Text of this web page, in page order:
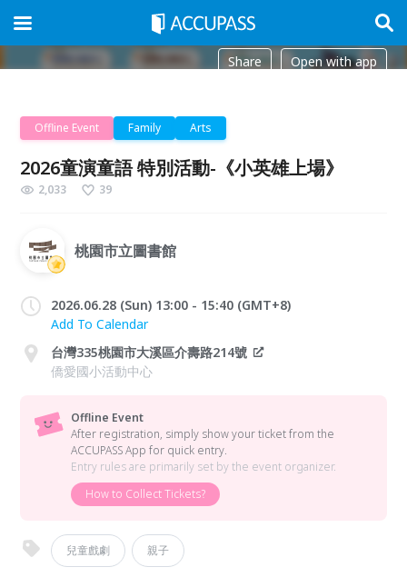
Share Open with app
Offline Event Family Arts
2026童演童語 特別活動-《小英雄上場》
2,033 39
桃園市立圖書館
2026.06.28 (Sun) 13:00 - 15:40 (GMT+8)
Add To Calendar
台灣335桃園市大溪區介壽路214號
僑愛國小活動中心
Offline Event
After registration, simply show your ticket from the
ACCUPASS App for quick entry.
Entry rules are primarily set by the event organizer.
How to Collect Tickets?
兒童戲劇 親子